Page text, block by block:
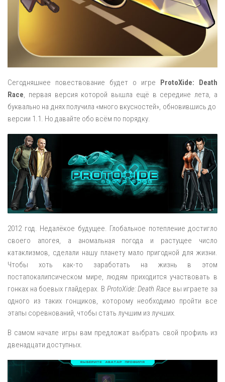
Сегодняшнее повествование будет о игре ProtoXide: Death
Race , первая версия которой вышла ещё в середине лета, а
буквально на днях получила «много вкусностей», обновившись до
версии 1.1. Но давайте обо всём по порядку.
2012 год. Недалёкое будущее. Глобальное потепление достигло
своего апогея, а аномальная погода и растущее число
катаклизмов, сделали нашу планету мало пригодной для жизни.
Чтобы хоть как-то заработать на жизнь в этом
постапокалипсическом мире, людям приходится участвовать в
гонках на боевых глайдерах. В ProtoXide: Death Race вы играете за
одного из таких гонщиков, которому необходимо пройти все
этапы соревнований, чтобы стать лучшим из лучших.
В самом начале игры вам предложат выбрать свой профиль из
двенадцати доступных.